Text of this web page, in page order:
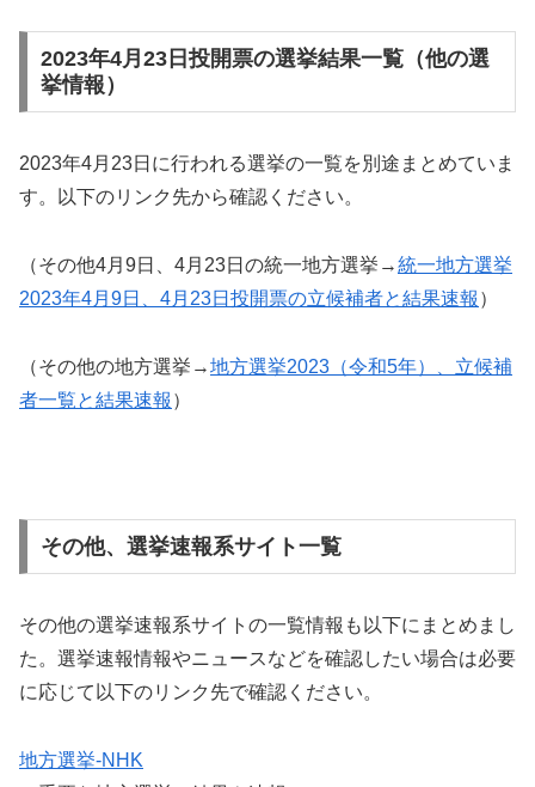
2023年4月23日投開票の選挙結果一覧（他の選
挙情報）
2023年4月23日に行われる選挙の一覧を別途まとめていま
す。以下のリンク先から確認ください。
（その他4月9日、4月23日の統一地方選挙→統一地方選挙
2023年4月9日、4月23日投開票の立候補者と結果速報 ）
（その他の地方選挙→地方選挙2023（令和5年）、立候補
者一覧と結果速報 ）
その他、選挙速報系サイト一覧
その他の選挙速報系サイトの一覧情報も以下にまとめまし
た。選挙速報情報やニュースなどを確認したい場合は必要
に応じて以下のリンク先で確認ください。
地方選挙-NHK